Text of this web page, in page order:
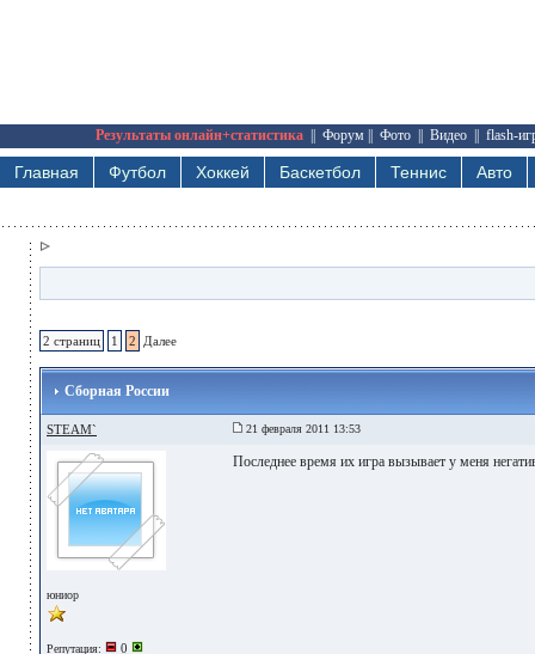
Результаты онлайн+статистика Форум Фото Видео flash-
Главная Футбол Хоккей Баскетбол Теннис Авто
2 страниц 1 2 Далее
Сборная России
STEAM` 21 февраля 2011 13:53
юниор
Репутация: 0
Последнее время их игра вызывает у меня